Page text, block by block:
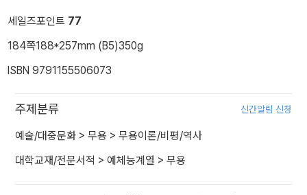
세일즈포인트 77
184쪽188*257mm (B5)350g
ISBN 9791155506073
주제분류 신간알림 신청
예술/대중문화 > 무용 > 무용이론/비평/역사
대학교재/전문서적 > 예체능계열 > 무용